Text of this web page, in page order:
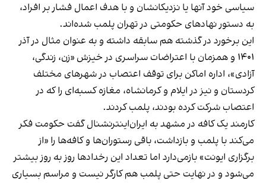
سیاسی خود آنها یا نزدیکانشان و با هدف اعمال فشار بر افراد،
به دستور نهادهای حکومتی در تهران پلمب شده‌اند.
این برخورد در گذشته هم سابقه داشته و به عنوان مثال در آذر
۱۴۰۱ و همزمان با اعتراضات سراسری در خیزش «زن، زندگی،
آزادی»، اداره اماکن برای توقف اعتصاب در شهرهای مختلف
کردستان و نیز در ایلام و کرمانشاه، مغازه کسبه‌ای را که در
اعتصاب شرکت کرده بودند، پلمب کردند.
کارمند یک کافه در مشهد به ایران‌اینترنشنال گفت حکومت فکر
می‌کند با پلمب و بازداشت، باقی رستوران‌ها و کافه‌ها را «از
برگزاری ایونت» بازمی‌دارد اما تعداد این رخدادها روز به روز بیشتر
می‌شود و در نهایت حتی پلمب هم کارگر نیست و مراسم بسیاری